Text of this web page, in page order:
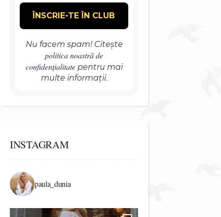
Nu facem spam! Citește
politica noastră de
confidențialitatepentru mai
multe informații.
INSTAGRAM
paula_dunia